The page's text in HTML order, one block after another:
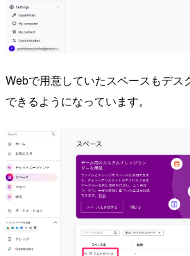
Webで用意していたスペースもデス
できるようになっています。